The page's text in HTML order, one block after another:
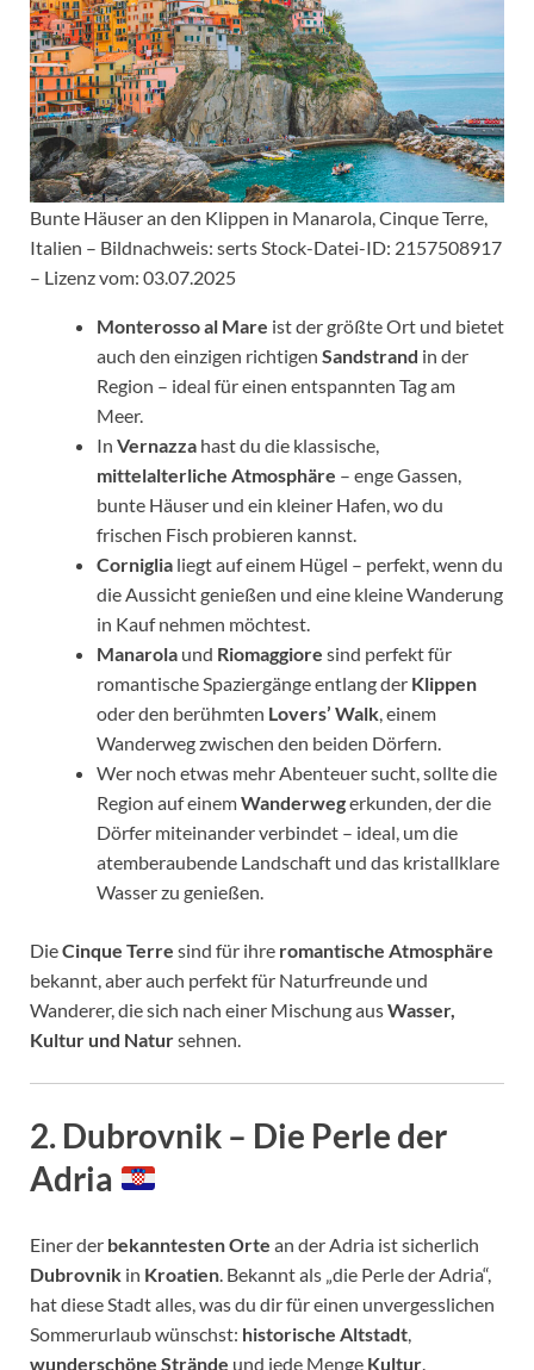
Bunte Häuser an den Klippen in Manarola, Cinque Terre,
Italien – Bildnachweis: serts Stock-Datei-ID: 2157508917
– Lizenz vom: 03.07.2025
Monterosso al Mare ist der größte Ort und bietet
auch den einzigen richtigen Sandstrand in der
Region – ideal für einen entspannten Tag am
Meer.
In Vernazza hast du die klassische,
mittelalterliche Atmosphäre – enge Gassen,
bunte Häuser und ein kleiner Hafen, wo du
frischen Fisch probieren kannst.
Corniglia liegt auf einem Hügel – perfekt, wenn du
die Aussicht genießen und eine kleine Wanderung
in Kauf nehmen möchtest.
Manarola und Riomaggiore sind perfekt für
romantische Spaziergänge entlang der Klippen
oder den berühmten Lovers’ Walk, einem
Wanderweg zwischen den beiden Dörfern.
Wer noch etwas mehr Abenteuer sucht, sollte die
Region auf einemWanderwegerkunden, der die
Dörfer miteinander verbindet – ideal, um die
atemberaubende Landschaft und das kristallklare
Wasser zu genießen.
DieCinque Terre sind für ihre romantische Atmosphäre
bekannt, aber auch perfekt für Naturfreunde und
Wanderer, die sich nach einer Mischung ausWasser,
Kultur und Natursehnen.
2. Dubrovnik – Die Perle der
Adria
Einer der bekanntesten Orte an der Adria ist sicherlich
Dubrovnik in Kroatien. Bekannt als „die Perle der Adria“,
hat diese Stadt alles, was du dir für einen unvergesslichen
Sommerurlaub wünschst: historische Altstadt,
wunderschöne Strände und jede Menge Kultur.